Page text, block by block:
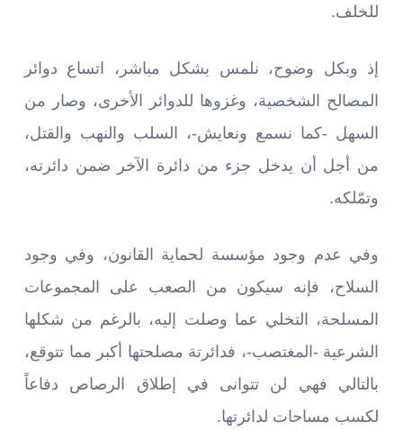
للخلف.
إذ وبكل وضوح، نلمس بشكل مباشر، اتساع دوائر
المصالح الشخصية، وغزوها للدوائر الأخرى، وصار من
السهل -كما نسمع ونعايش-، السلب والنهب والقتل،
من أجل أن يدخل جزء من دائرة الآخر ضمن دائرته،
وتمّلكه.
وفي عدم وجود مؤسسة لحماية القانون، وفي وجود
السلاح، فإنه سيكون من الصعب على المجموعات
المسلحة، التخلي عما وصلت إليه، بالرغم من شكلها
الشرعية -المغتصب-، فدائرتة مصلحتها أكبر مما تتوقع،
بالتالي فهي لن تتوانى في إطلاق الرصاص دفاعاً
لكسب مساحات لدائرتها.